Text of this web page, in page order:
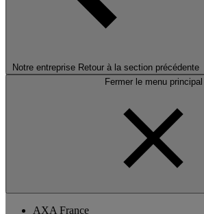
Notre entreprise Retour à la section précédente
Fermer le menu principal
AXA France